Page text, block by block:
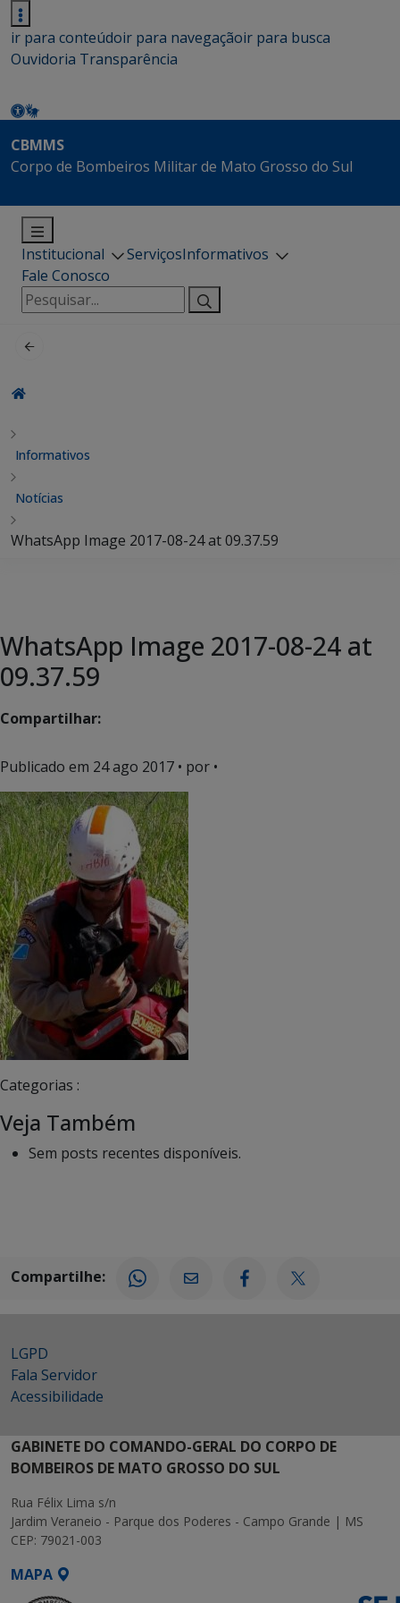
ir para conteúdoir para navegaçãoir para busca
Ouvidoria Transparência
CBMMS
Corpo de Bombeiros Militar de Mato Grosso do Sul
Institucional ServiçosInformativos
Fale Conosco
Pesquisar
por:
Informativos
Notícias
WhatsApp Image 2017-08-24 at 09.37.59
WhatsApp Image 2017-08-24 at
09.37.59
Compartilhar:
Publicado em 24 ago 2017 • por •
Categorias :
Veja Também
Sem posts recentes disponíveis.
Compartilhe:
LGPD
Fala Servidor
Acessibilidade
GABINETE DO COMANDO-GERAL DO CORPO DE
BOMBEIROS DE MATO GROSSO DO SUL
Rua Félix Lima s/n
Jardim Veraneio - Parque dos Poderes - Campo Grande | MS
CEP: 79021-003
MAPA